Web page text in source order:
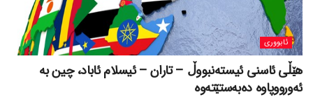
ئابووری
هێڵی ئاسنی ئیستەنبووڵ – تاران – ئیسلام ئاباد، چین بە
ئەورووپاوە دەبەستێتەوە